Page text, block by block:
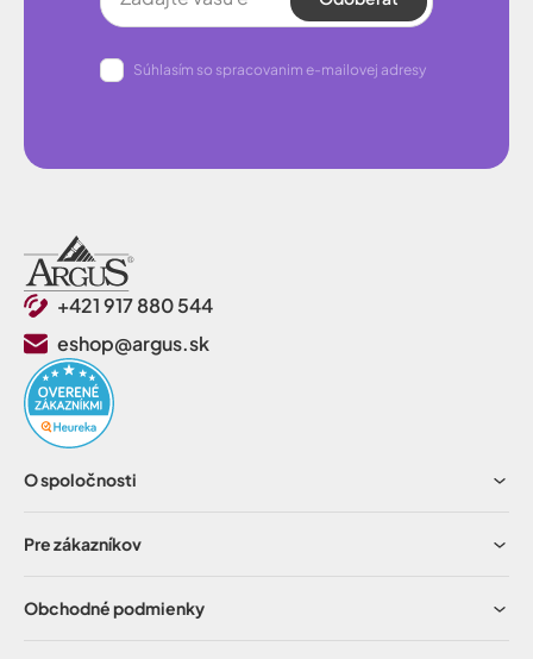
Súhlasím so spracovanim e-mailovej adresy
+421 917 880 544
eshop@argus.sk
O spoločnosti
Pre zákazníkov
Obchodné podmienky